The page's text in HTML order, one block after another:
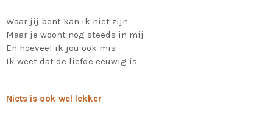
Waar jij bent kan ik niet zijn
Maar je woont nog steeds in mij
En hoeveel ik jou ook mis
Ik weet dat de liefde eeuwig is
Niets is ook wel lekker